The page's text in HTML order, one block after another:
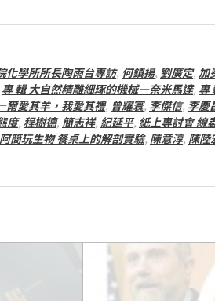
化學所所長陶雨台專訪, 何鎮揚, 劉廣定, 加
專 輯 大自然精雕細琢的機械—奈米馬達, 專
爾愛其羊，我愛其禮, 曾耀寰, 李傑信, 李慶
度, 程樹德, 簡志祥, 紀延平, 紙上專討會 線
阿簡玩生物 餐桌上的解剖實驗, 陳意淳, 陳陸